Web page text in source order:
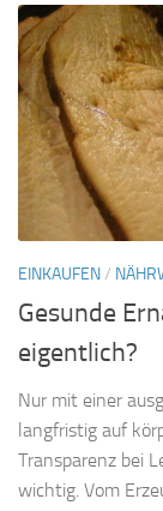
EINKAUFEN/
Gesunde
eigentlich?
Nur mit einer
langfristig auf
Transparenz bei
wichtig. Vom